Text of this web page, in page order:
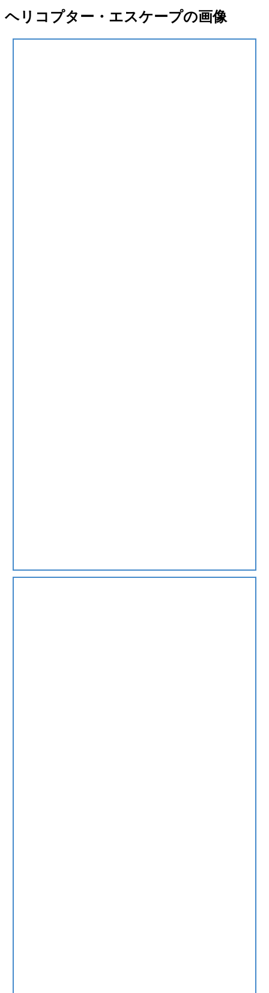
ヘリコプター・エスケープの画像